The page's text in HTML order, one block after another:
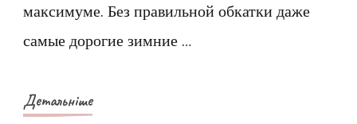
когда
максимуме. Без правильной обкатки даже
самые дорогие зимние …
Детальніше